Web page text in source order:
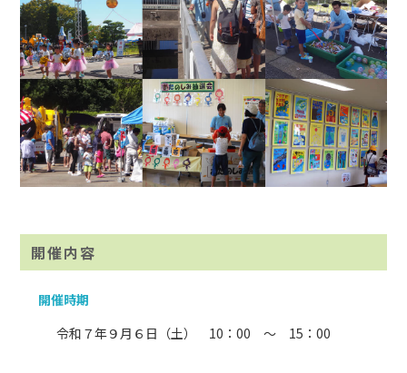
開催内容
開催時期
令和７年９月６日（土） 10：00 ～ 15：00